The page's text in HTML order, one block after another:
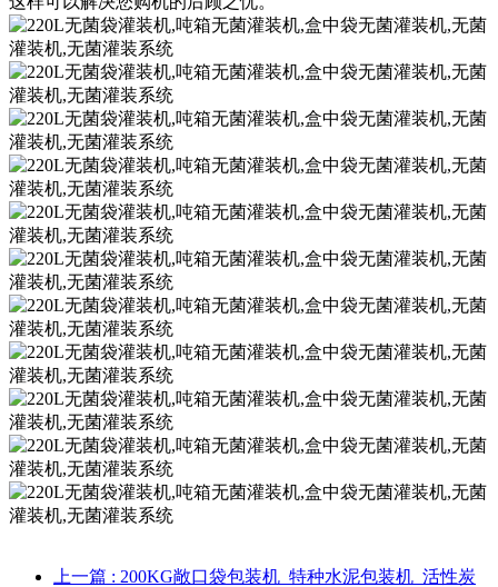
上一篇 : 200KG敞口袋包装机_特种水泥包装机_活性炭